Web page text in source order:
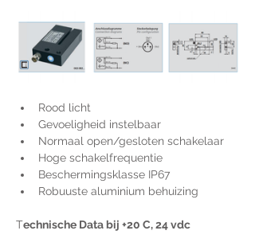
Rood licht
Gevoeligheid instelbaar
Normaal open/gesloten schakelaar
Hoge schakelfrequentie
Beschermingsklasse IP67
Robuuste aluminium behuizing
Technische Data bij +20 C, 24 vdc